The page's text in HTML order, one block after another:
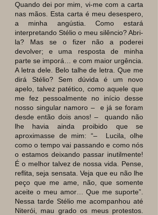
Quando dei por mim, vi-me com a carta
nas mãos. Esta carta é meu desespero,
a minha angústia. Como estará
interpretando Stélio o meu silêncio? Abri-
la? Mas se o fizer não a poderei
devolver; e uma resposta de minha
parte se imporá… e com maior urgência.
A letra dele. Belo talhe de letra. Que me
dirá Stélio? Sem dúvida é um novo
apelo, talvez patético, como aquele que
me fez pessoalmente no início desse
nosso singular namoro – e já se foram
desde então dois anos! – quando não
lhe havia ainda proibido que se
aproximasse de mim: “– Lucila, olhe
como o tempo vai passando e como nós
o estamos deixando passar inutilmente!
É o melhor talvez de nossa vida. Pense,
reflita, seja sensata. Veja que eu não lhe
peço que me ame, não, que somente
aceite o meu amor… Que me suporte”.
Nessa tarde Stélio me acompanhou até
Niterói, mau grado os meus protestos.